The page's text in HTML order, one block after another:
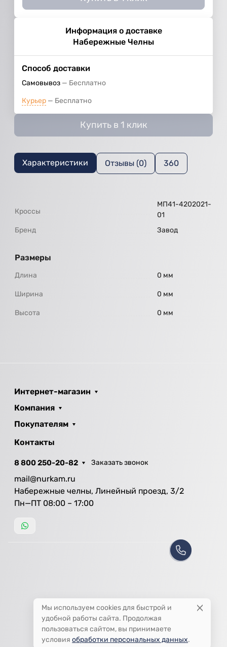
Информация о доставке
Набережные Челны
Способ доставки
Самовывоз Бесплатно
Курьер Бесплатно
Купить в 1 клик
Характеристики Отзывы (0) 360
Кроссы
МП41-4202021-
01
Бренд
Завод
Размеры
Длина 0 мм
Ширина 0 мм
Высота 0 мм
Интернет-магазин
Компания
Покупателям
Контакты
8 800 250-20-82 Заказать звонок
mail@nurkam.ru
Набережные челны, Линейный проезд, 3/2
Пн—ПТ 08:00 – 17:00
Мы используем cookies для быстрой и
удобной работы сайта. Продолжая
пользоваться сайтом, вы принимаете
условия обработки персональных данных.